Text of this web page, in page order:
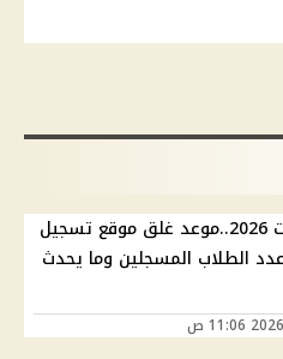
تنسيق الجامعات 2026..موعد غلق موقع تسجيل
الطلاب المسجلين وما يحدث